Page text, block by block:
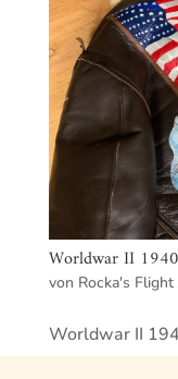
Worldwar II 1940
von Rocka's
Worldwar II
dem Jahr 1942